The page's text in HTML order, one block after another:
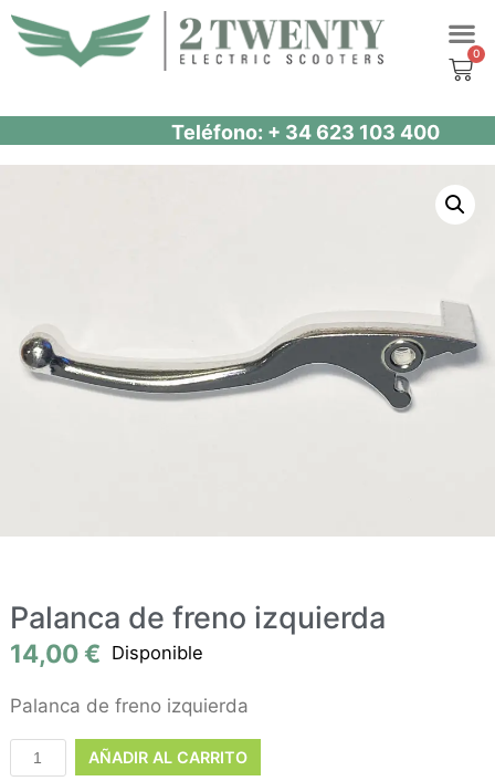
Saltar
al
Teléfono: + 34 623 103 400
Palanca de freno izquierda
14,00€ Disponible
Palanca de freno izquierda
AÑADIR AL CARRITO